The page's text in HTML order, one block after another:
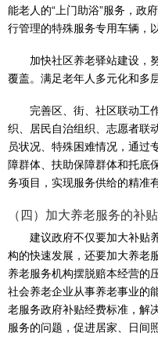
能老人的“上门助浴”服务，政
行管理的特殊服务专用车辆，
加快社区养老驿站建设，
覆盖。满足老年人多元化和多
完善区、街、社区联动工
织、居民自治组织、志愿者联
员状况、特殊困难情况，通过
障群体、扶助保障群体和托底
务项目，实现服务供给的精准有
（四）加大养老服务的补
建议政府不仅要加大补贴
构的快速发展，还要加大养老
养老服务机构摆脱赔本经营的
社会养老企业从事养老事业的
老服务政府补贴经费标准，解
服务的问题，促进居家、日间